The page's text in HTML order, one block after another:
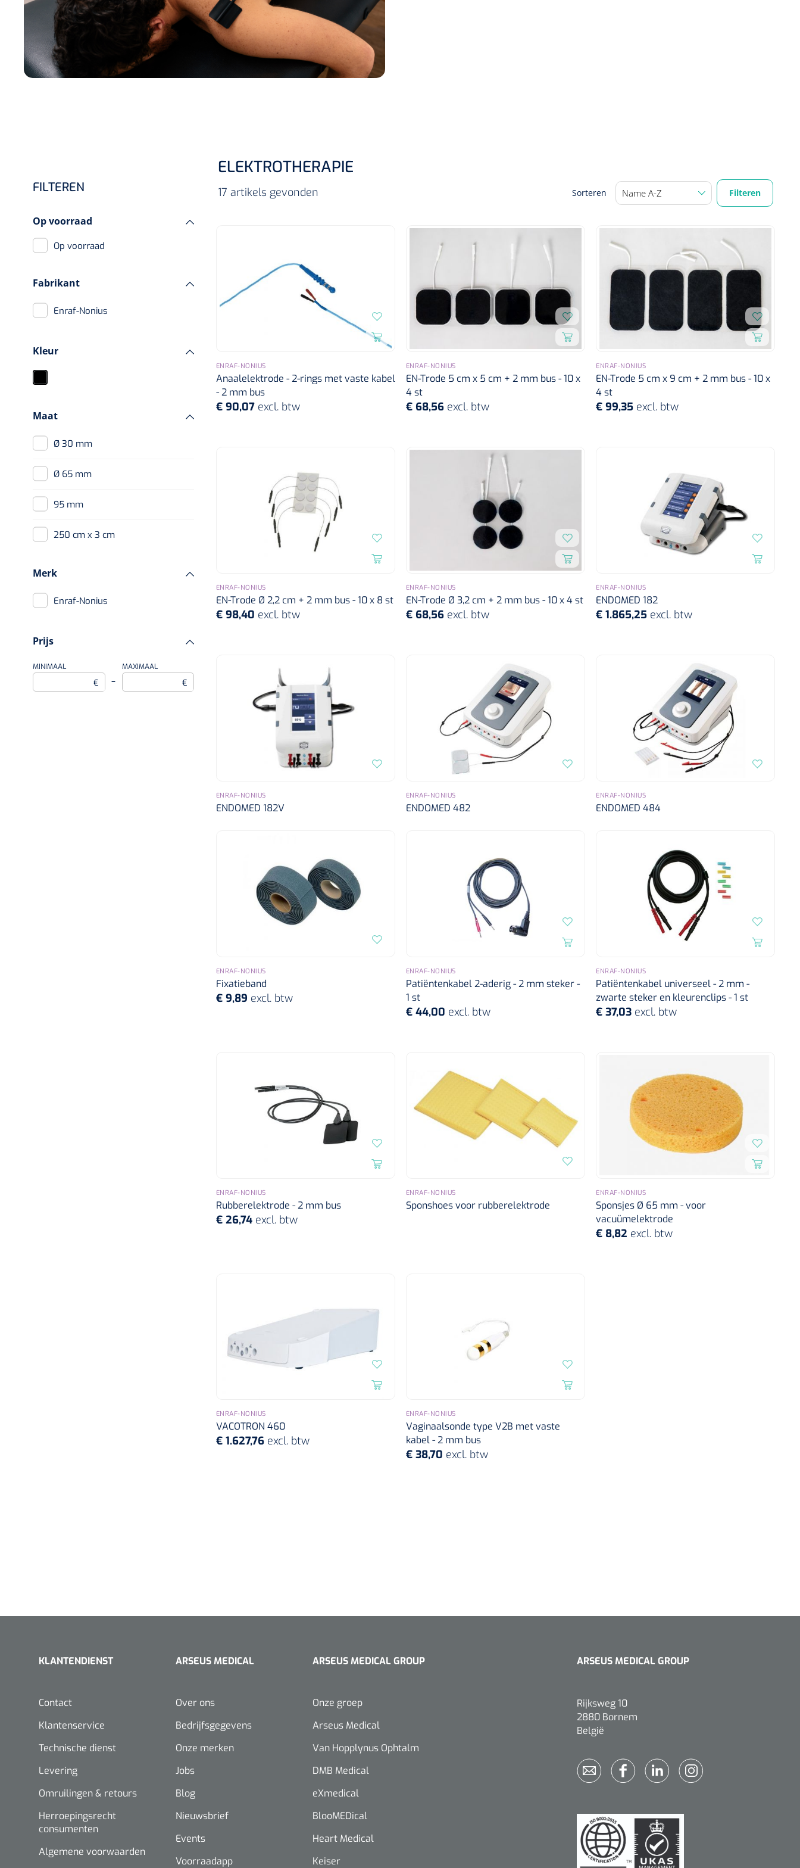
Incontinentiezorg
Injectiemateriaal
Infrastructuur
Instrumenten
FILTEREN
Op voorraad
Op voorraad
Fabrikant
Enraf-Nonius
Kleur
Maat
Ø 30 mm
Ø 65 mm
95 mm
250 cm x 3 cm
6 cm x 8 cm
Merk
Enraf-Nonius
Prijs
MINIMAAL
€ –
MAXIMAAL
€
ELEKTROTHERAPIE
17 artikels gevonden Sorteren Filteren
ENRAF-NONIUS
Anaalelektrode - 2-rings met vaste kabel
- 2 mm bus
€ 90,07 excl. btw
ENRAF-NONIUS
EN-Trode 5 cm x 5 cm + 2 mm bus - 10 x
4 st
€ 68,56 excl. btw
ENRAF-NONIUS
EN-Trode 5 cm x 9 cm + 2 mm bus - 10 x
4 st
€ 99,35 excl. btw
ENRAF-NONIUS
EN-Trode Ø 2,2 cm + 2 mm bus - 10 x 8 st
€ 98,40 excl. btw
ENRAF-NONIUS
EN-Trode Ø 3,2 cm + 2 mm bus - 10 x 4 st
€ 68,56 excl. btw
ENRAF-NONIUS
ENDOMED 182
€ 1.865,25 excl. btw
ENRAF-NONIUS
ENDOMED 182V
ENRAF-NONIUS
ENDOMED 482
ENRAF-NONIUS
ENDOMED 484
ENRAF-NONIUS
Fixatieband
€ 9,89 excl. btw
ENRAF-NONIUS
Patiëntenkabel 2-aderig - 2 mm steker -
1 st
€ 44,00 excl. btw
ENRAF-NONIUS
Patiëntenkabel universeel - 2 mm -
zwarte steker en kleurenclips - 1 st
€ 37,03 excl. btw
ENRAF-NONIUS
Rubberelektrode - 2 mm bus
€ 26,74 excl. btw
ENRAF-NONIUS
Sponshoes voor rubberelektrode
ENRAF-NONIUS
Sponsjes Ø 65 mm - voor
vacuümelektrode
€ 8,82 excl. btw
ENRAF-NONIUS
VACOTRON 460
€ 1.627,76 excl. btw
ENRAF-NONIUS
Vaginaalsonde type V2B met vaste
kabel - 2 mm bus
€ 38,70 excl. btw
KLANTENDIENST
Contact
Klantenservice
Technische dienst
Levering
Omruilingen & retours
Herroepingsrecht
consumenten
Algemene voorwaarden
ARSEUS MEDICAL
Over ons
Bedrijfsgegevens
Onze merken
Jobs
Blog
Nieuwsbrief
Events
Voorraadapp
ARSEUS MEDICAL GROUP
Onze groep
Arseus Medical
Van Hopplynus Ophtalm
DMB Medical
eXmedical
BlooMEDical
Heart Medical
Keiser
ARSEUS MEDICAL GROUP
Rijksweg 10
2880 Bornem
België